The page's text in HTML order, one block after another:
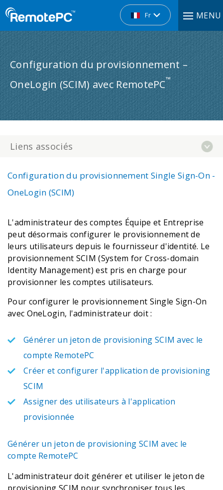
Fr MENU
Configuration du provisionnement – ​​
OneLogin (SCIM) avec RemotePC™
Liens associés
Configuration du provisionnement Single Sign-On -
OneLogin (SCIM)
L'administrateur des comptes Équipe et Entreprise
peut désormais configurer le provisionnement de
leurs utilisateurs depuis le fournisseur d'identité. Le
provisionnement SCIM (System for Cross-domain
Identity Management) est pris en charge pour
provisionner les comptes utilisateurs.
Pour configurer le provisionnement Single Sign-On
avec OneLogin, l'administrateur doit :
Générer un jeton de provisioning SCIM avec le
compte RemotePC
Créer et configurer l'application de provisioning
SCIM
Assigner des utilisateurs à l'application
provisionnée
Générer un jeton de provisioning SCIM avec le
compte RemotePC
L'administrateur doit générer et utiliser le jeton de